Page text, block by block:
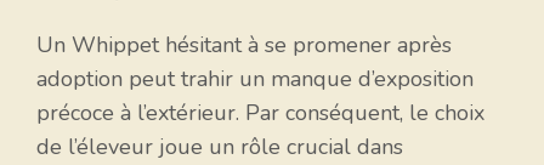
Un Whippet hésitant à se promener après
adoption peut trahir un manque d’exposition
précoce à l’extérieur. Par conséquent, le choix
de l’éleveur joue un rôle crucial dans